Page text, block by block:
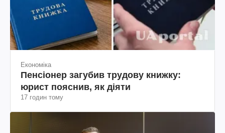
Економіка
Пенсіонер загубив трудову книжку:
юрист пояснив, як діяти
17 годин тому